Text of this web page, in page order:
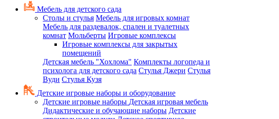
Мебель для детского сада
Столы и стулья Мебель для игровых комнат
Мебель для раздевалок, спален и туалетных
комнат Мольберты Игровые комплексы
Игровые комплексы для закрытых
помещений
Детская мебель "Хохлома" Комплекты логопеда и
психолога для детского сада Стулья Джери Стулья
Вуди Стулья Кузя
Детские игровые наборы и оборудование
Детские игровые наборы Детская игровая мебель
Дидактические и обучающие наборы Детские